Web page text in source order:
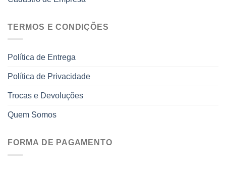
TERMOS E CONDIÇÕES
Política de Entrega
Política de Privacidade
Trocas e Devoluções
Quem Somos
FORMA DE PAGAMENTO